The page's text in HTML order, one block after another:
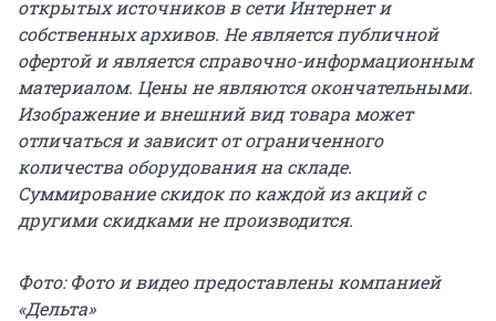
открытых источников в сети Интернет и
собственных архивов. Не является публичной
офертой и является справочно-информационным
материалом. Цены не являются окончательными.
Изображение и внешний вид товара может
отличаться и зависит от ограниченного
количества оборудования на складе.
Суммирование скидок по каждой из акций с
другими скидками не производится.
Фото: Фото и видео предоставлены компанией
«Дельта»